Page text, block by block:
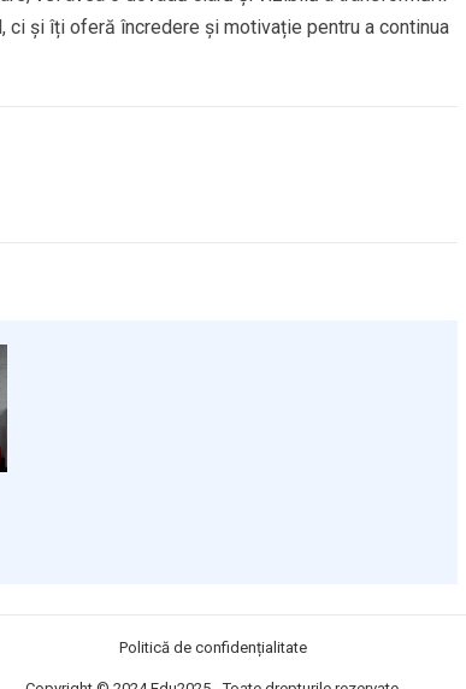
și îți oferă încredere și motivație pentru a continua
Politică de confidențialitate